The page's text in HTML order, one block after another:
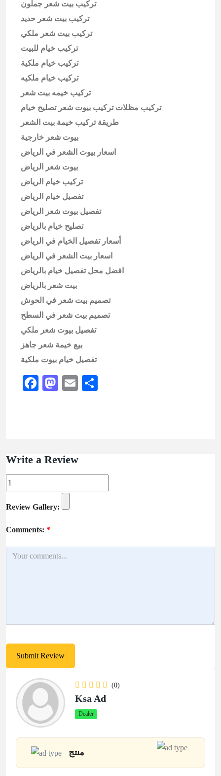
تركيب بيت شعر جملون
تركيب بيت شعر حديد
تركيب بيت شعر ملكي
تركيب خيام للبيت
تركيب خيام ملكية
تركيب خيام ملكيه
تركيب خيمه بيت شعر
تركيب مظلات تركيب بيوت شعر تصليح خيام
طريقة تركيب خيمة بيت الشعر
بيوت شعر خارجية
اسعار بيوت الشعر في الرياض
بيوت شعر الرياض
تركيب خيام الرياض
تفصيل خيام الرياض
تفصيل بيوت شعر الرياض
تصليح خيام بالرياض
أسعار تفصيل الخيام في الرياض
اسعار بيت الشعر في الرياض
افضل محل تفصيل خيام بالرياض
بيت شعر بالرياض
تصميم بيت شعر في الحوش
تصميم بيت شعر في السطح
تفصيل بيوت شعر ملكي
بيع خيمة شعر جاهز
تفصيل خيام بيوت ملكية
Facebook
Mastodon
Email
Write a Review
Review Gallery:
Comments: *
(0)
Ksa Ad
Dealer
منتج